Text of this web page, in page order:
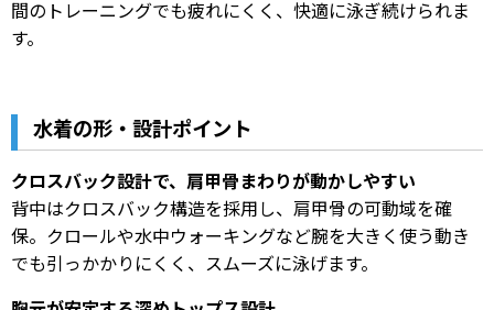
間のトレーニングでも疲れにくく、快適に泳ぎ続けられま
す。
水着の形・設計ポイント
クロスバック設計で、肩甲骨まわりが動かしやすい
背中はクロスバック構造を採用し、肩甲骨の可動域を確
保。クロールや水中ウォーキングなど腕を大きく使う動き
でも引っかかりにくく、スムーズに泳げます。